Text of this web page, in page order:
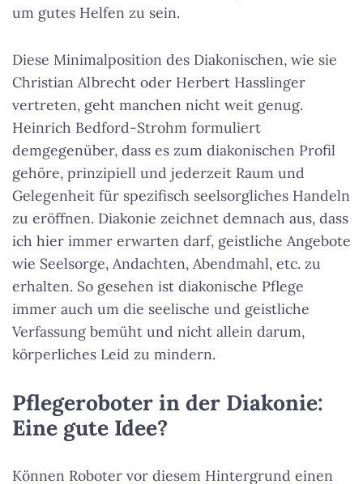
um gutes Helfen zu sein.
Diese Minimalposition des Diakonischen, wie sie
Christian Albrecht oder Herbert Hasslinger
vertreten, geht manchen nicht weit genug.
Heinrich Bedford-Strohm formuliert
demgegenüber, dass es zum diakonischen Profil
gehöre, prinzipiell und jederzeit Raum und
Gelegenheit für spezifisch seelsorgliches Handeln
zu eröffnen. Diakonie zeichnet demnach aus, dass
ich hier immer erwarten darf, geistliche Angebote
wie Seelsorge, Andachten, Abendmahl, etc. zu
erhalten. So gesehen ist diakonische Pflege
immer auch um die seelische und geistliche
Verfassung bemüht und nicht allein darum,
körperliches Leid zu mindern.
Pflegeroboter in der Diakonie:
Eine gute Idee?
Können Roboter vor diesem Hintergrund einen